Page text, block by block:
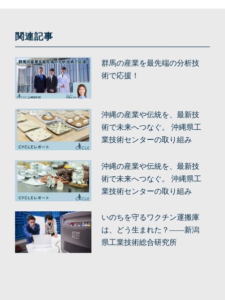
関連記事
群馬の産業を最先端の分析技
術で応援！
沖縄の産業や伝統を、最新技
術で未来へつなぐ。 沖縄県工
業技術センターの取り組み
沖縄の産業や伝統を、最新技
術で未来へつなぐ。 沖縄県工
業技術センターの取り組み
いのちを守るワクチン運搬庫
は、どう生まれた？——新潟
県工業技術総合研究所